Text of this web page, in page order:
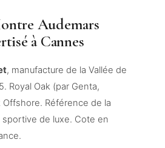
Audemars
à Cannes
, manufacture de la Vallée de
Royal Oak (par Genta,
Offshore. Référence de la
de luxe. Cote en